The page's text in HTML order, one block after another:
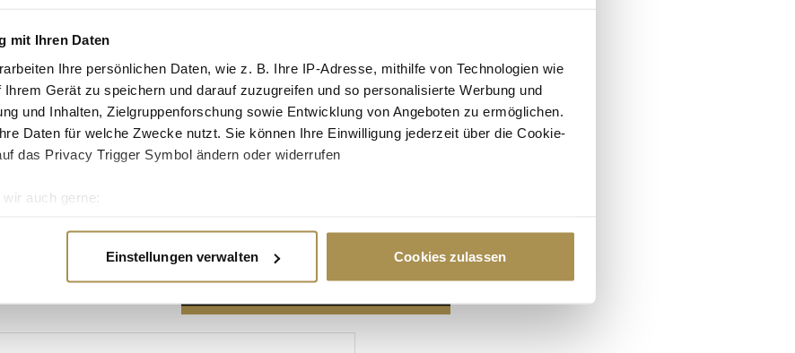
mit Ihren Daten
Ihre persönlichen Daten, wie z. B. Ihre IP-Adresse, mithilfe von Technologien wie
Gerät zu speichern und darauf zuzugreifen und so personalisierte Werbung und
und Inhalten, Zielgruppenforschung sowie Entwicklung von Angeboten zu ermöglichen.
Daten für welche Zwecke nutzt. Sie können Ihre Einwilligung jederzeit über die Cookie-
das Privacy Trigger Symbol ändern oder widerrufen
auch gerne:
Ihre persönlichen Daten verarbeitet werden, und legen Sie Ihre Präferenzen im
und Anzeigen zu personalisieren, Funktionen für soziale Medien anbieten zu können
Einstellungen verwalten Cookies zulassen
Advertisement